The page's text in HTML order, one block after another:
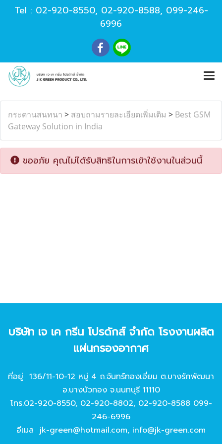
Tel : 02-920-8550, 02-920-8588, 099-246-
6996
กระดานสนทนา > สอบถามรายละเอียดเพิ่มเติม > Best GSM
Gateway Solution in India
ขออภัย คุณไม่ได้รับสิทธิในการเข้าใช้งานในส่วนนี้
บริษัท เจ เค กรีน โปรดักส์ จํากัด โรงงานผลิต
แผ่นกรองอากาศ
ที่อยู่ 136/11-10-12 หมู่ 4 ถ.จันทร์ทองเอี่ยม ต.บางรักพัฒนา
อ.บางบัวทอง จ.นนทบุรี 11110
โทร.02-920-8550, 02-920-8802, 02-920-8588 099-
246-6996
อีเมล jk-green@hotmail.com, info@jk-green.com